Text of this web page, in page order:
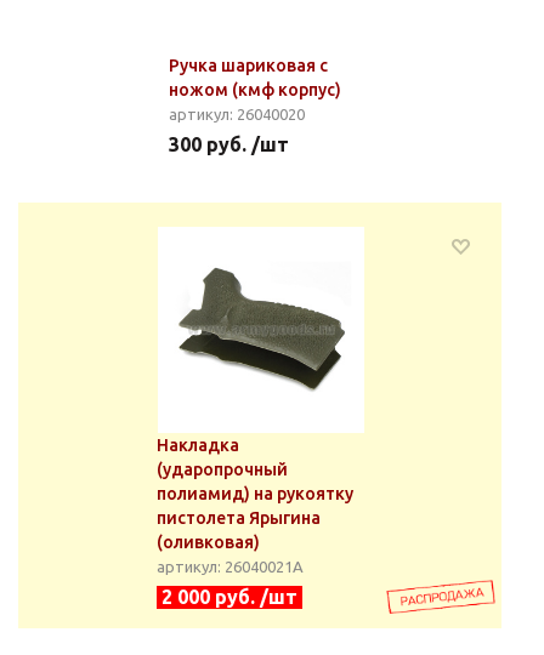
Ручка шариковая с
ножом (кмф корпус)
артикул: 26040020
300 руб. /шт
Накладка
(ударопрочный
полиамид) на рукоятку
пистолета Ярыгина
(оливковая)
артикул: 26040021А
2 000 руб. /шт